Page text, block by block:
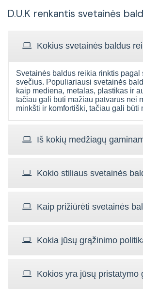
D.U.K renkantis svetainės
Kokius svetainės baldus
Svetainės baldus reikia rinktis
svečius. Populiariausi svetainės
kaip mediena, metalas, plastikas ir
tačiau gali būti mažiau patvarūs nei
minkšti ir komfortiški, tačiau gali
Iš kokių medžiagų
Kokio stiliaus svetainės
Kaip prižiūrėti svetainės
Kokia jūsų grąžinimo
Kokios yra jūsų pristatymo